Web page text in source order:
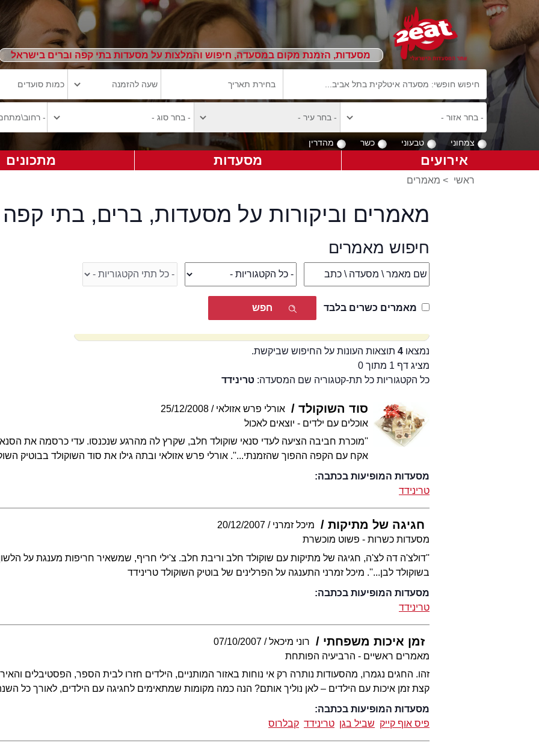
מסעדות, הזמנת מקום במסעדה, חיפוש והמלצות על מסעדות בתי קפה וברים בישראל
צמחוני טבעוני כשר מהדרין
אירועים מסעדות מתכונים
ראשי > מאמרים
מאמרים וביקורות על מסעדות, ברים, בתי קפה
חיפוש מאמרים
מאמרים כשרים בלבד
נמצאו 4תוצאות העונות על החיפוש שביקשת.
מציג דף 1 מתוך 0
כל הקטגוריות כל תת-קטגוריה שם המסעדה: טרינידד
סוד השוקולד אורלי פרש אזולאי
25/12/2008
אוכלים עם ילדים - יוצאים לאכול
''מוכרת חביבה הציעה לעדי סנאי שוקולד חלב, שקרץ לה מהרגע שנכנסו. עדי כרסמה את
אקח עם הקפה ההפוך שהזמנתי...''. אורלי פרש אזולאי ובתה גילו את סוד השוקולד בבוטיק
מסעדות המופיעות בכתבה:
טרינידד
חגיגה של מתיקות מיכל זמרני
20/12/2007
מסעדות כשרות - פשוט מוכשרת
''דולצ'ה דה לצ'ה, חגיגה של מתיקות עם שוקולד חלב וריבת חלב. צ'ילי חריף, שמשאיר חריפות מענגת על
בשוקולד לבן...''. מיכל זמרני התענגה על הפרלינים של בוטיק השוקולד טרינידד
מסעדות המופיעות בכתבה:
טרינידד
זמן איכות משפחתי רוני מיכאל
07/10/2007
מאמרים ראשיים - הרביעיה הפותחת
זהו. החגים נגמרו, מהסעודות נותרה רק אי נוחות באזור המותניים, הילדים חזרו לבית הספר, הפסטיבלים
קצת זמן איכות עם הילדים – לאן נוליך אותם? הנה כמה מקומות שמתאימים לחגיגה עם הילדים, לאורך כל
מסעדות המופיעות בכתבה:
פיס אוף קייק שביל בגן טרינידד קבלרוס